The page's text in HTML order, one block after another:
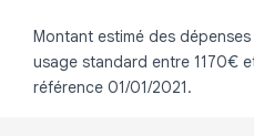
Montant estimé des
usage standard entre 1170€
référence 01/01/2021.